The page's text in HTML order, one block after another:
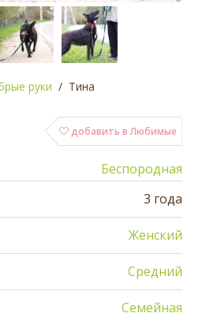
руки Тина
добавить в Любимые
Беспородная
3 года
Женский
Средний
Семейная